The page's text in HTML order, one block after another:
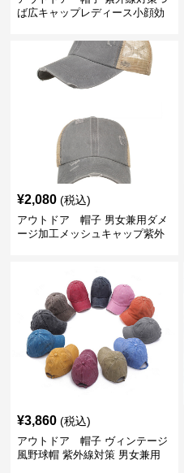
ば広キャップレディース小顔効
¥2,080 (税込)
アウトドア 帽子 男女兼用ダメ
ージ加工メッシュキャップ紫外
¥3,860 (税込)
アウトドア 帽子 ヴィンテージ
風野球帽 紫外線対策 男女兼用